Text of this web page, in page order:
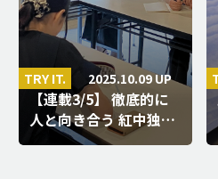
TRY IT. 2025.10.09 UP
【連載3/5】 徹底的に
人と向き合う 紅中独…